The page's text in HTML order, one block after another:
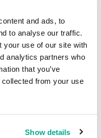
and ads, to
to analyse our traffic.
your use of our site with
analytics partners who
that you’ve
collected from your use
Show details
que ocupa
a la situación causada
abril. La última vez que se
Pegel fue en febrero de
de Pegel,
se situaron en la lista
Junto con Pegel.b se
Java CVE-2010-
Trojan.JS.Agent.bky